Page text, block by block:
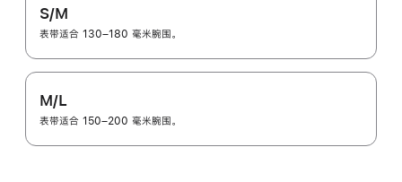
S/M
表带适合 130–180 毫米腕围。
M/L
表带适合 150–200 毫米腕围。